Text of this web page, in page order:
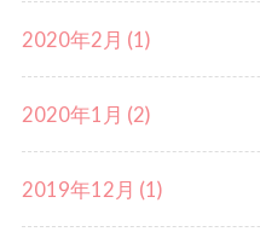
2020年2月 (1)
2020年1月 (2)
2019年12月 (1)